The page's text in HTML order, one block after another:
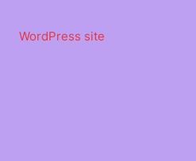
περιεχόμενο
WordPress site